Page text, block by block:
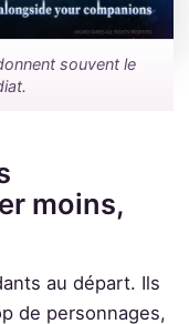
souvent le
moins,
au départ. Ils
de personnages,